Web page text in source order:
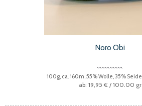
Noro Obi
100g, ca. 160m, 55% Wolle, 35%
19,95 € / 100.00 gr